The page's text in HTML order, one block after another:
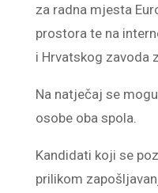
za radna mjesta
prostora te na
i Hrvatskog zavoda
Na natječaj se
osobe oba spola.
Kandidati koji se
prilikom